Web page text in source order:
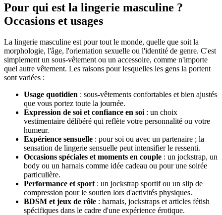
Pour qui est la lingerie masculine ?
Occasions et usages
La lingerie masculine est pour tout le monde, quelle que soit la
morphologie, l'âge, l'orientation sexuelle ou l'identité de genre. C'est
simplement un sous-vêtement ou un accessoire, comme n'importe
quel autre vêtement. Les raisons pour lesquelles les gens la portent
sont variées :
Usage quotidien : sous-vêtements confortables et bien ajustés
que vous portez toute la journée.
Expression de soi et confiance en soi : un choix
vestimentaire délibéré qui reflète votre personnalité ou votre
humeur.
Expérience sensuelle : pour soi ou avec un partenaire ; la
sensation de lingerie sensuelle peut intensifier le ressenti.
Occasions spéciales et moments en couple : un jockstrap, un
body ou un harnais comme idée cadeau ou pour une soirée
particulière.
Performance et sport : un jockstrap sportif ou un slip de
compression pour le soutien lors d'activités physiques.
BDSM et jeux de rôle : harnais, jockstraps et articles fétish
spécifiques dans le cadre d'une expérience érotique.